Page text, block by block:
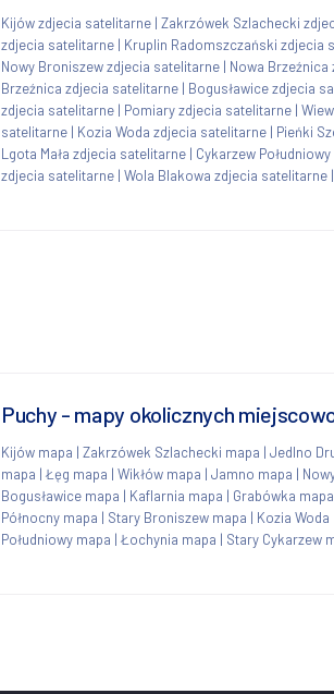
Kijów zdjecia satelitarne | Zakrzówek Szlachecki
zdjecia satelitarne | Kruplin Radomszczański zdjecia
Nowy Broniszew zdjecia satelitarne | Nowa
Brzeźnica zdjecia satelitarne | Bogusławice zdjecia
zdjecia satelitarne | Pomiary zdjecia satelitarne |
satelitarne | Kozia Woda zdjecia satelitarne | Pieńki
Lgota Mała zdjecia satelitarne | Cykarzew
zdjecia satelitarne | Wola Blakowa zdjecia satelitarne
Puchy - mapy okolicznych
Kijów mapa | Zakrzówek Szlachecki mapa | Jedlno
mapa | Łęg mapa | Wikłów mapa | Jamno mapa |
Bogusławice mapa | Kaflarnia mapa | Grabówka mapa
Północny mapa | Stary Broniszew mapa | Kozia Woda
Południowy mapa | Łochynia mapa | Stary Cykarzew